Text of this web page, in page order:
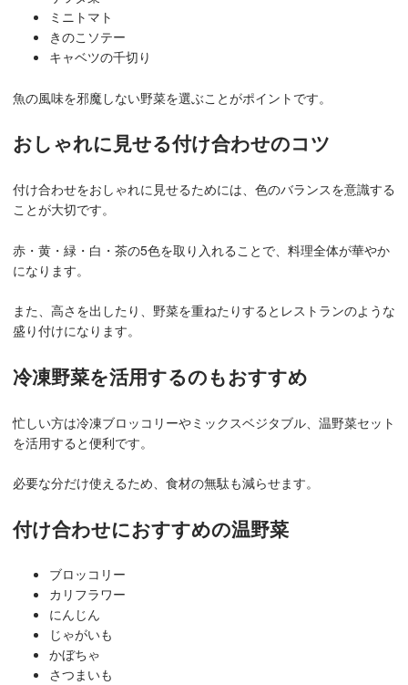
ミニトマト
きのこソテー
キャベツの千切り
魚の風味を邪魔しない野菜を選ぶことがポイントです。
おしゃれに見せる付け合わせのコツ
付け合わせをおしゃれに見せるためには、色のバランスを意識する
ことが大切です。
赤・黄・緑・白・茶の5色を取り入れることで、料理全体が華やか
になります。
また、高さを出したり、野菜を重ねたりするとレストランのような
盛り付けになります。
冷凍野菜を活用するのもおすすめ
忙しい方は冷凍ブロッコリーやミックスベジタブル、温野菜セット
を活用すると便利です。
必要な分だけ使えるため、食材の無駄も減らせます。
付け合わせにおすすめの温野菜
ブロッコリー
カリフラワー
にんじん
じゃがいも
かぼちゃ
さつまいも